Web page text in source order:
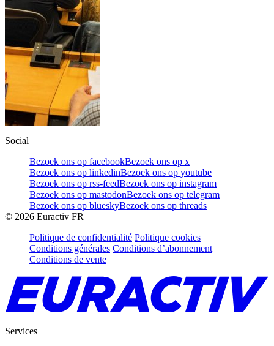
Social
Bezoek ons op facebookBezoek ons op x
Bezoek ons op linkedinBezoek ons op youtube
Bezoek ons op rss-feedBezoek ons op instagram
Bezoek ons op mastodonBezoek ons op telegram
Bezoek ons op blueskyBezoek ons op threads
© 2026 Euractiv FR
Politique de confidentialité Politique cookies
Conditions générales Conditions d’abonnement
Conditions de vente
Services